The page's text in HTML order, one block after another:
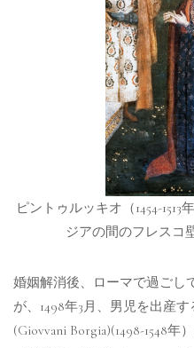
ピントゥルッキオ（1454-
ジアの間のフレスコ
婚姻解消後、ローマで過ごし
が、1498年3月、男児を出産
(Giovvani Borgia)(1498-1548